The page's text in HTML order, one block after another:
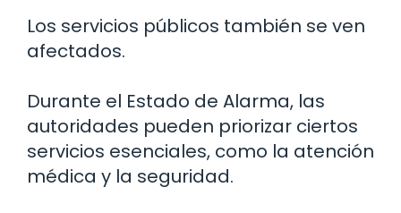
Los servicios públicos también se ven
afectados.
Durante el Estado de Alarma, las
autoridades pueden priorizar ciertos
servicios esenciales, como la atención
médica y la seguridad.